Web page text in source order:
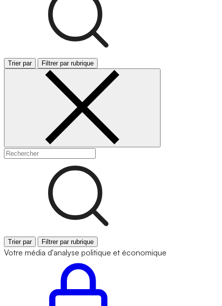
Trier par Filtrer par rubrique
Trier par Filtrer par rubrique
Votre média d'analyse politique et économique